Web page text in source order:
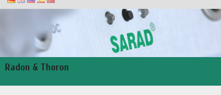
Radon & Thoron